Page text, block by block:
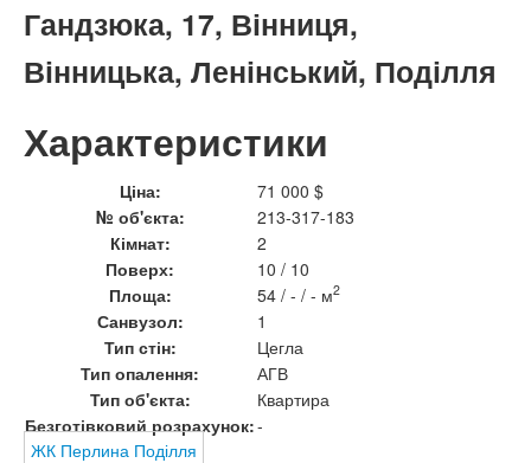
Гандзюка, 17, Вінниця,
Вінницька, Ленінський, Поділля
Характеристики
Ціна:
71 000 $
№ об'єкта:
213-317-183
Кімнат:
2
Поверх:
10 / 10
Площа:
54 / - / - м2
Санвузол:
1
Тип стін:
Цегла
Тип опалення:
АГВ
Тип об'єкта:
Квартира
Безготівковий розрахунок:-
ЖК Перлина Поділля